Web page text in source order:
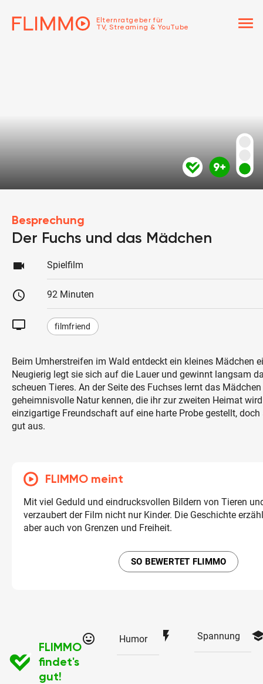
Elternratgeber für
TV, Streaming & YouTube
menu
Besprechung
Der Fuchs und das Mädchen
videocam Spielfilm
schedule 92 Minuten
tv filmfriend
Beim Umherstreifen im Wald entdeckt ein kleines Mädchen
Neugierig legt sie sich auf die Lauer und gewinnt langsam
scheuen Tieres. An der Seite des Fuchses lernt das
geheimnisvolle Natur kennen, die ihr zur zweiten Heimat
einzigartige Freundschaft auf eine harte Probe gestellt, doch
gut aus.
FLIMMO meint
Mit viel Geduld und eindrucksvollen Bildern von Tieren
verzaubert der Film nicht nur Kinder. Die Geschichte
aber auch von Grenzen und Freiheit.
SO BEWERTET FLIMMO
FLIMMO
findet's
gut!
tag_faces Humor flash_on Spannung